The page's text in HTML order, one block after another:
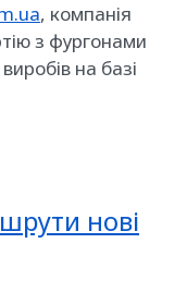
, компанія
з фургонами
на базі
нові